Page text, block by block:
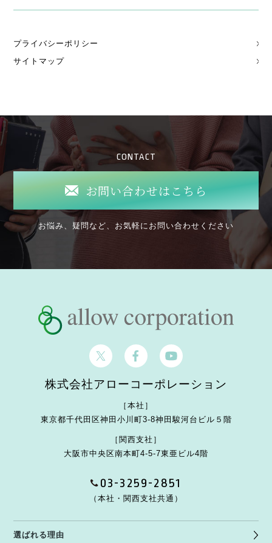
プライバシーポリシー
サイトマップ
CONTACT
お問い合わせはこちら
お悩み、疑問など、お気軽にお問い合わせください
株式会社アローコーポレーション
［本社］
東京都千代田区神田小川町3-8神田駿河台ビル５階
［関西支社］
大阪市中央区南本町4-5-7東亜ビル4階
03-3259-2851
（本社・関西支社共通）
選ばれる理由